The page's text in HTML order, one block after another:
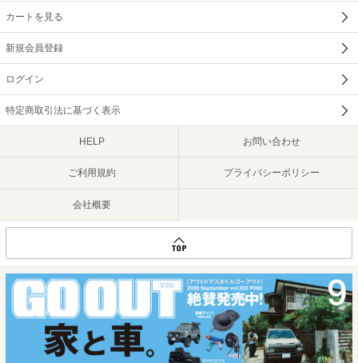
カートを見る
新規会員登録
ログイン
特定商取引法に基づく表示
HELP お問い合わせ
ご利用規約 プライバシーポリシー
会社概要